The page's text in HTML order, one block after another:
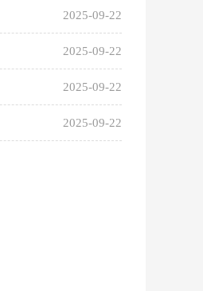
2025-09-22
2025-09-22
2025-09-22
2025-09-22